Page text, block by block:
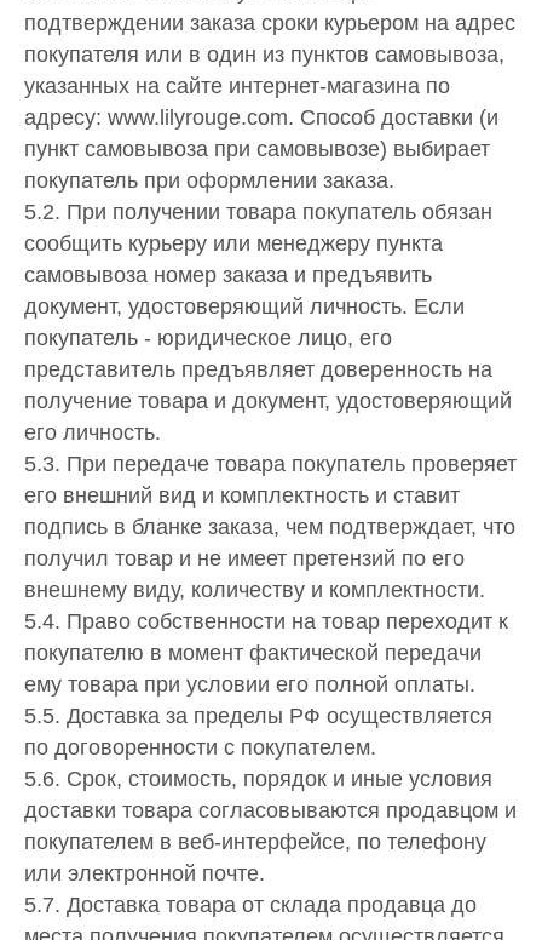
подтверждении заказа сроки курьером на адрес
покупателя или в один из пунктов самовывоза,
указанных на сайте интернет-магазина по
адресу: www.lilyrouge.com. Способ доставки (и
пункт самовывоза при самовывозе) выбирает
покупатель при оформлении заказа.
5.2. При получении товара покупатель обязан
сообщить курьеру или менеджеру пункта
самовывоза номер заказа и предъявить
документ, удостоверяющий личность. Если
покупатель - юридическое лицо, его
представитель предъявляет доверенность на
получение товара и документ, удостоверяющий
его личность.
5.3. При передаче товара покупатель проверяет
его внешний вид и комплектность и ставит
подпись в бланке заказа, чем подтверждает, что
получил товар и не имеет претензий по его
внешнему виду, количеству и комплектности.
5.4. Право собственности на товар переходит к
покупателю в момент фактической передачи
ему товара при условии его полной оплаты.
5.5. Доставка за пределы РФ осуществляется
по договоренности с покупателем.
5.6. Срок, стоимость, порядок и иные условия
доставки товара согласовываются продавцом и
покупателем в веб-интерфейсе, по телефону
или электронной почте.
5.7. Доставка товара от склада продавца до